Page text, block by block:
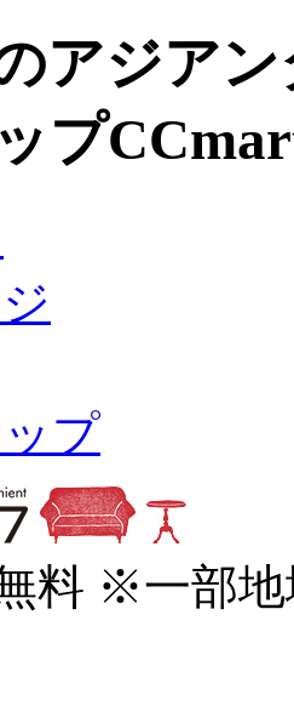
アジア
プ
プ
料 ※一部地